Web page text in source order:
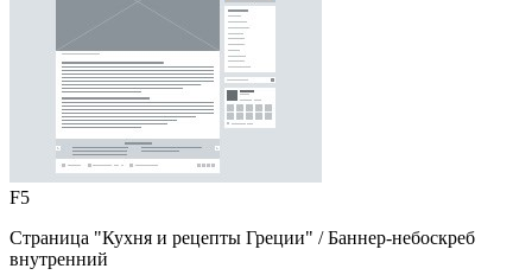
F5
Страница "Кухня и рецепты Греции" / Баннер-небоскреб
внутренний